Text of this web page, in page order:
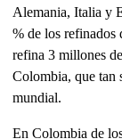
Alemania, Italia y
% de los refinados
refina 3 millones
Colombia, que tan
mundial.
En Colombia de